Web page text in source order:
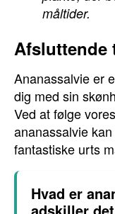
måltider.
Afsluttende
Ananassalvie er
dig med sin
Ved at følge
ananassalvie
fantastiske urts
Hvad er